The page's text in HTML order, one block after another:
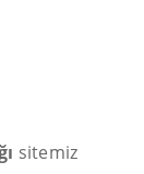
sitemiz